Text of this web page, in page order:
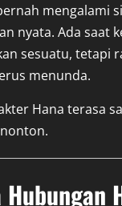
mengalami
nyata. Ada saat
sesuatu, tetapi
menunda.
Hana terasa